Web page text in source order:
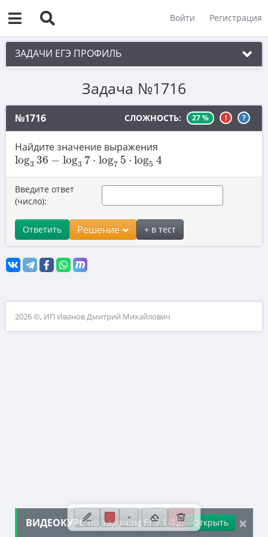
Войти Регистрация
ЗАДАЧИ ЕГЭ ПРОФИЛЬ
1. Планиметрия
2. Векторы
3. Стереометрия
4. Классическое определение вероятности
5. Теория вероятностей
6. Уравнения
7. Нахождение значений выражений
8. Производная
9. Задачи прикладного содержания
11. Графики функций
12. Исследование функций
Задача №1716
№1716 СЛОЖНОСТЬ: 27 % ! ?
Найдите значение выражения
log3 36 − log3 7 ⋅ log7 5 ⋅ log5 4
log336−log37⋅log75⋅log54
Введите ответ
(число):
Ответить Решение + в тест
2026 ©, ИП Иванов Дмитрий Михайлович
×
ВИДЕОКУРСпо задачам ЕГЭ 1-12: Открыть